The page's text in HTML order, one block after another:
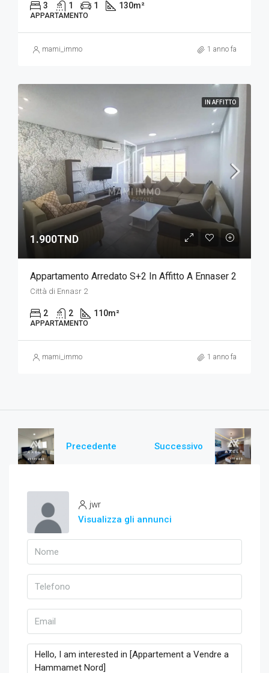
3 1 1 130m²
APPARTAMENTO
mami_immo 1 anno fa
IN AFFITTO
1.900TND
Appartamento Arredato S+2 In Affitto A Ennaser 2
Città di Ennasr 2
2 2 110m²
APPARTAMENTO
mami_immo 1 anno fa
Precedente Successivo
jwr
Visualizza gli annunci